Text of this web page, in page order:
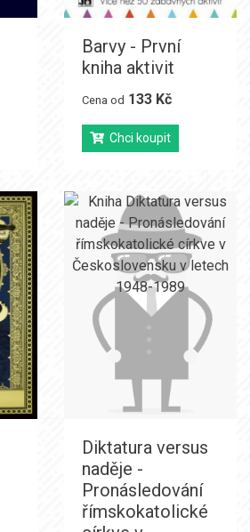
Barvy - První
kniha aktivit
Cena od 133 Kč
Chci koupit
Diktatura versus
naděje -
Pronásledování
římskokatolické